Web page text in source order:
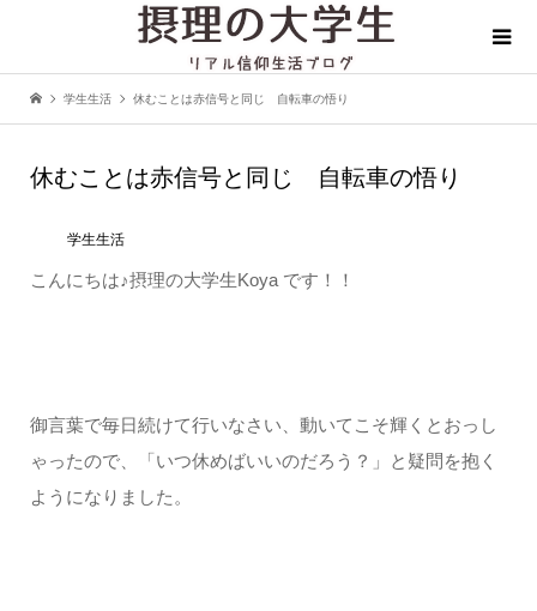
学生生活 休むことは赤信号と同じ 自転車の悟り
休むことは赤信号と同じ 自転車の悟り
学生生活
こんにちは♪摂理の大学生Koya です！！
御言葉で毎日続けて行いなさい、動いてこそ輝くとおっし
ゃったので、「いつ休めばいいのだろう？」と疑問を抱く
ようになりました。